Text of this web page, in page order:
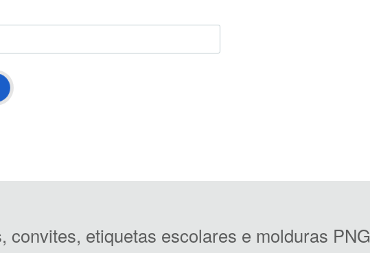
convites, etiquetas escolares e molduras PNG